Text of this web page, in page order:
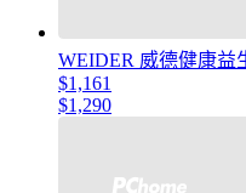
WEIDER 威德健康益
$1,161
$1,290